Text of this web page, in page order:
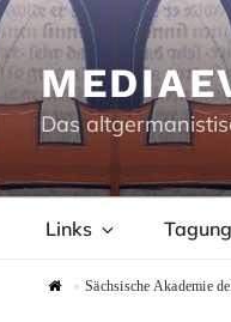
Das
Links
» Sächsische Akademie